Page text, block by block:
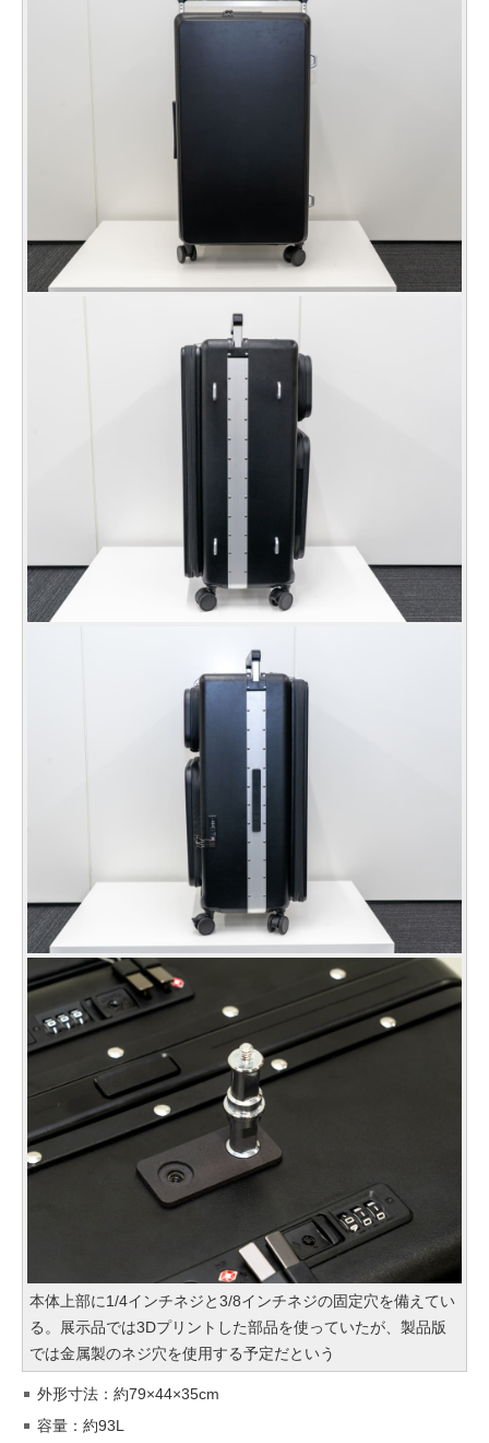
本体上部に1/4インチネジと3/8インチネジの固定穴を備えてい
る。展示品では3Dプリントした部品を使っていたが、製品版
では金属製のネジ穴を使用する予定だという
外形寸法：約79×44×35cm
容量：約93L